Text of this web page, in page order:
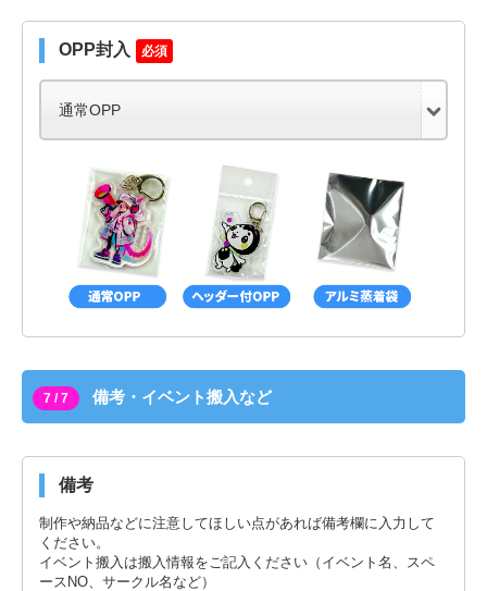
OPP封入 必須
7 / 7 備考・イベント搬入など
備考
制作や納品などに注意してほしい点があれば備考欄に入力して
ください。
イベント搬入は搬入情報をご記入ください（イベント名、スペ
ースNO、サークル名など）